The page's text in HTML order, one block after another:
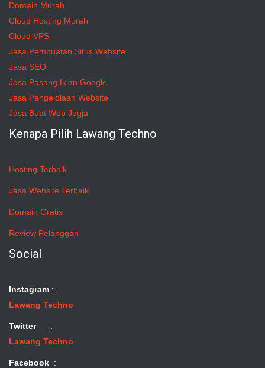
Domain Murah
Cloud Hosting Murah
Cloud VPS
Jasa Pembuatan Situs Website
Jasa SEO
Jasa Pasang Iklan Google
Jasa Pengelolaan Website
Jasa Buat Web Jogja
Kenapa Pilih Lawang Techno
Hosting Terbaik
Jasa Website Terbaik
Domain Gratis
Review Pelanggan
Social
Instagram :
Lawang Techno
Twitter:
Lawang Techno
Facebook :